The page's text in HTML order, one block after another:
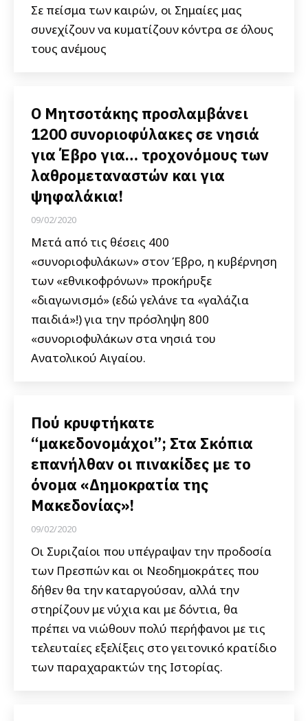
Σε πείσμα των καιρών, οι Σημαίες μας
συνεχίζουν να κυματίζουν κόντρα σε όλους
τους ανέμους
Ο Μητσοτάκης προσλαμβάνει
1200 συνοριοφύλακες σε νησιά
για Έβρο για… τροχονόμους των
λαθρομεταναστών και για
ψηφαλάκια!
09/02/2020
Μετά από τις θέσεις 400
«συνοριοφυλάκων» στον Έβρο, η κυβέρνηση
των «εθνικοφρόνων» προκήρυξε
«διαγωνισμό» (εδώ γελάνε τα «γαλάζια
παιδιά»!) για την πρόσληψη 800
«συνοριοφυλάκων στα νησιά του
Ανατολικού Αιγαίου.
Πού κρυφτήκατε
“μακεδονομάχοι”; Στα Σκόπια
επανήλθαν οι πινακίδες με το
όνομα «Δημοκρατία της
Μακεδονίας»!
09/02/2020
Οι Συριζαίοι που υπέγραψαν την προδοσία
των Πρεσπών και οι Νεοδημοκράτες που
δήθεν θα την καταργούσαν, αλλά την
στηρίζουν με νύχια και με δόντια, θα
πρέπει να νιώθουν πολύ περήφανοι με τις
τελευταίες εξελίξεις στο γειτονικό κρατίδιο
των παραχαρακτών της Ιστορίας.